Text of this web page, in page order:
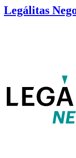
Legálitas